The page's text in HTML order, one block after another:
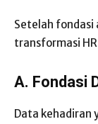
Setelah fondasi
transformasi
A. Fondasi
Data kehadiran